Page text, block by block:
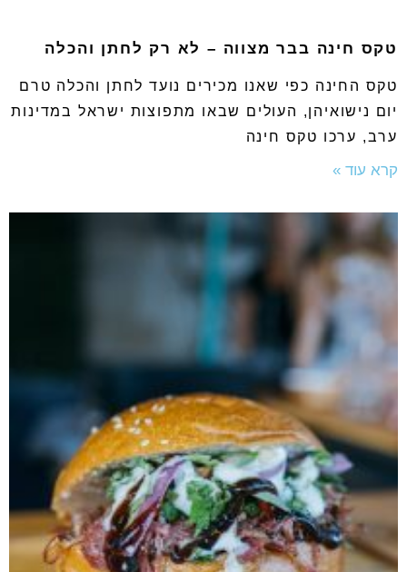
טקס חינה בבר מצווה – לא רק לחתן והכלה
טקס החינה כפי שאנו מכירים נועד לחתן והכלה טרם
יום נישואיהן, העולים שבאו מתפוצות ישראל במדינות
ערב, ערכו טקס חינה
קרא עוד »